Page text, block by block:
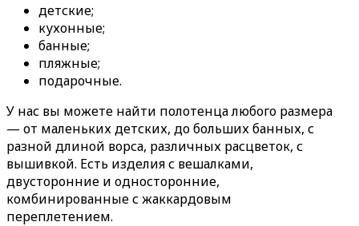
детские;
кухонные;
банные;
пляжные;
подарочные.
У нас вы можете найти полотенца любого размера
— от маленьких детских, до больших банных, с
разной длиной ворса, различных расцветок, с
вышивкой. Есть изделия с вешалками,
двусторонние и односторонние,
комбинированные с жаккардовым
переплетением.